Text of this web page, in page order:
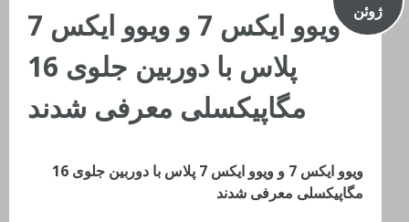
ژوئن
ویوو ایکس 7 و ویوو ایکس 7
پلاس با دوربین جلوی 16
مگاپیکسلی معرفی شدند
ویوو ایکس 7 و ویوو ایکس 7 پلاس با دوربین جلوی 16
مگاپیکسلی معرفی شدند